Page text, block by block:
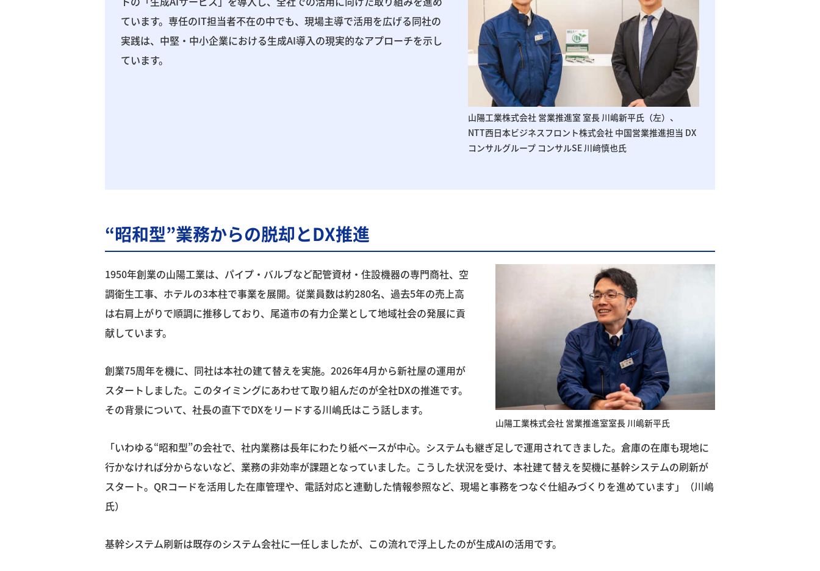
ています。専任のIT担当者不在の中でも、現場主導で活用を広げる同社の
実践は、中堅・中小企業における生成AI導入の現実的なアプローチを示し
ています。
山陽工業株式会社 営業推進室 室長 川嶋新平氏（左）、
NTT西日本ビジネスフロント株式会社 中国営業推進担当 DX
コンサルグループ コンサルSE 川﨑慎也氏
“昭和型”業務からの脱却とDX推進
1950年創業の山陽工業は、パイプ・バルブなど配管資材・住設機器の専門商社、空
調衛生工事、ホテルの3本柱で事業を展開。従業員数は約280名、過去5年の売上高
は右肩上がりで順調に推移しており、尾道市の有力企業として地域社会の発展に貢
献しています。
創業75周年を機に、同社は本社の建て替えを実施。2026年4月から新社屋の運用が
スタートしました。このタイミングにあわせて取り組んだのが全社DXの推進です。
その背景について、社長の直下でDXをリードする川嶋氏はこう話します。
山陽工業株式会社 営業推進室室長 川嶋新平氏
「いわゆる“昭和型”の会社で、社内業務は長年にわたり紙ベースが中心。システムも継ぎ足しで運用されてきました。倉庫の在庫も現地に
行かなければ分からないなど、業務の非効率が課題となっていました。こうした状況を受け、本社建て替えを契機に基幹システムの刷新が
スタート。QRコードを活用した在庫管理や、電話対応と連動した情報参照など、現場と事務をつなぐ仕組みづくりを進めています」（川嶋
氏）
基幹システム刷新は既存のシステム会社に一任しましたが、この流れで浮上したのが生成AIの活用です。